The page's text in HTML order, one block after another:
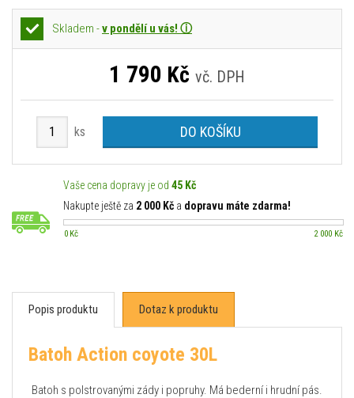
Skladem -v pondělí u vás! ⓘ
1 790 Kč vč. DPH
ks DO KOŠÍKU
Vaše cena dopravy je od 45 Kč
Nakupte ještě za 2 000 Kč a dopravu máte zdarma!
0 Kč 2 000 Kč
Popis produktu Dotaz k produktu
Batoh Action coyote 30L
Batoh s polstrovanými zády i popruhy. Má bederní i hrudní pás.